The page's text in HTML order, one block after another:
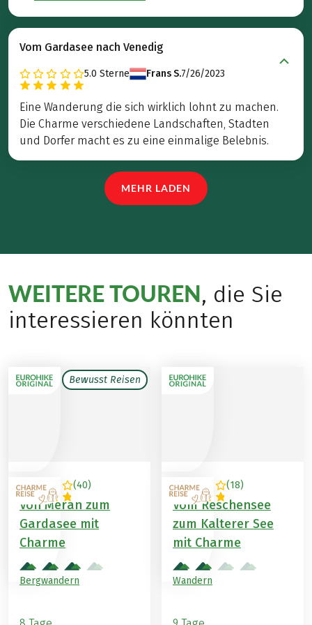
Vom Gardasee nach Venedig
5.0 Sterne Frans S.7/26/2023
Eine Wanderung die sich wirklich lohnt zu machen.
Die Charme verschiedene Landschaften, Stadten
und Dorfer macht es zu eine einmalige Belebnis.
MEHR LADEN
WEITERE TOUREN, die Sie
interessieren könnten
Bewusst Reisen
(40)
ITALIEN
Von Meran zum
Gardasee mit
Charme
Bergwandern
(18)
ITALIEN
Vom Reschensee
zum Kalterer See
mit Charme
Wandern